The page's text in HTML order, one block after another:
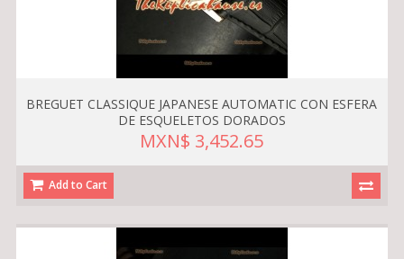
BREGUET CLASSIQUE JAPANESE AUTOMATIC CON ESFERA
DE ESQUELETOS DORADOS
MXN$ 3,452.65
Add to Cart